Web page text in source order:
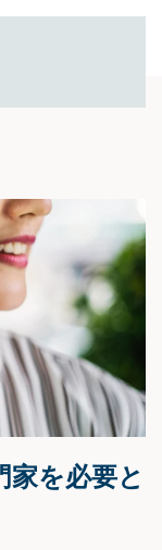
を必要と